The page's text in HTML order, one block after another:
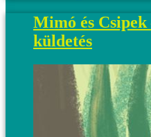
Mimó és
küldetés